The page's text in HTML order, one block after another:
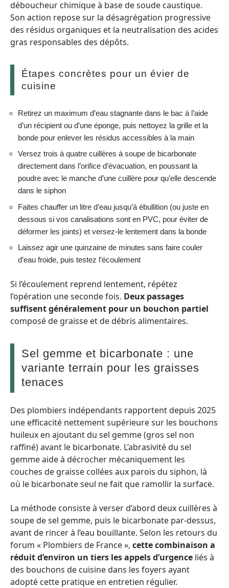
déboucheur chimique à base de soude caustique.
Son action repose sur la désagrégation progressive
des résidus organiques et la neutralisation des acides
gras responsables des dépôts.
Étapes concrètes pour un évier de
cuisine
Retirez un maximum d’eau stagnante dans le bac à l’aide
d’un récipient ou d’une éponge, puis nettoyez la grille et la
bonde pour enlever les résidus accessibles à la main
Versez trois à quatre cuillères à soupe de bicarbonate
directement dans l’orifice d’évacuation, en poussant la
poudre avec le manche d’une cuillère pour qu’elle descende
dans le siphon
Faites chauffer un litre d’eau jusqu’à ébullition (ou juste en
dessous si vos canalisations sont en PVC, pour éviter de
déformer les joints) et versez-le lentement dans la bonde
Laissez agir une quinzaine de minutes sans faire couler
d’eau froide, puis testez l’écoulement
Si l’écoulement reprend lentement, répétez
l’opération une seconde fois. Deux passages
suffisent généralement pour un bouchon partiel
composé de graisse et de débris alimentaires.
Sel gemme et bicarbonate : une
variante terrain pour les graisses
tenaces
Des plombiers indépendants rapportent depuis 2025
une efficacité nettement supérieure sur les bouchons
huileux en ajoutant du sel gemme (gros sel non
raffiné) avant le bicarbonate. L’abrasivité du sel
gemme aide à décrocher mécaniquement les
couches de graisse collées aux parois du siphon, là
où le bicarbonate seul ne fait que ramollir la surface.
La méthode consiste à verser d’abord deux cuillères à
soupe de sel gemme, puis le bicarbonate par-dessus,
avant de rincer à l’eau bouillante. Selon les retours du
forum « Plombiers de France », cette combinaison a
réduit d’environ un tiers les appels d’urgence liés à
des bouchons de cuisine dans les foyers ayant
adopté cette pratique en entretien régulier.